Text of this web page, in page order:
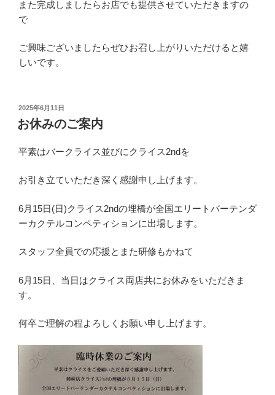
また完成しましたらお店でも提供させていただきますの
で
ご興味ございましたらぜひお召し上がりいただけると嬉
しいです。
投
稿
日:
2025年6月11日
お休みのご案内
平素はバークライス並びにクライス2ndを
お引き立ていただき深く感謝申し上げます。
6月15日(日)クライス2ndの埋橋が全国エリートバーテンダ
ーカクテルコンペティションに出場します。
スタッフ全員での応援とまた研修もかねて
6月15日、当日はクライス両店共にお休みをいただきま
す。
何卒ご理解の程よろしくお願い申し上げます。